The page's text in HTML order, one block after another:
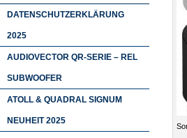
DATENSCHUTZERKLÄRUNG
2025
AUDIOVECTOR QR-SERIE – REL
SUBWOOFER
ATOLL & QUADRAL SIGNUM
NEUHEIT 2025